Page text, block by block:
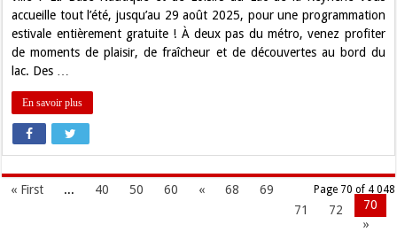
et
Détente
au
Programme
accueille tout l’été, jusqu’au 29 août 2025, pour une programmation
estivale entièrement gratuite ! À deux pas du métro, venez profiter
de moments de plaisir, de fraîcheur et de découvertes au bord du
lac. Des …
En savoir plus
Page 70 of 4 048
« First ... 40 50 60 « 68
69
70
71
72
»